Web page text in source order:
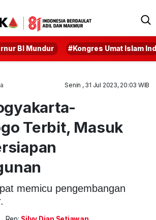
BI Mundur #Kongres Umat Islam
Senin , 31 Jul 2023, 20:03 WIB
Terbit, Masuk
memicu pengembangan